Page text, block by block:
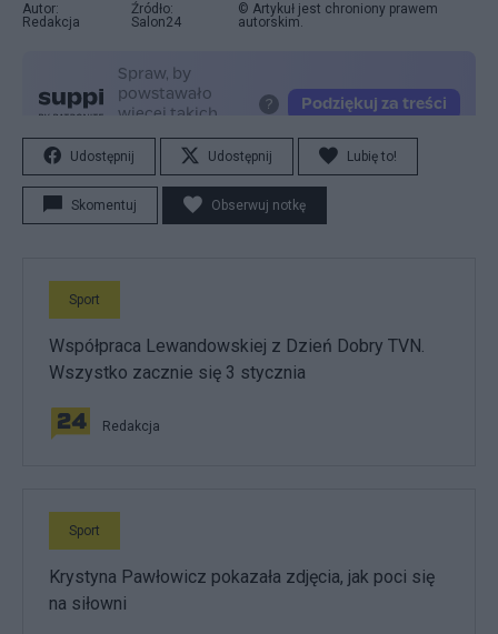
Autor:
Redakcja
Źródło:
Salon24
© Artykuł jest chroniony prawem
autorskim.
Udostępnij Udostępnij Lubię to!
Skomentuj Obserwuj notkę
Sport
Współpraca Lewandowskiej z Dzień Dobry TVN.
Wszystko zacznie się 3 stycznia
Redakcja
Sport
Krystyna Pawłowicz pokazała zdjęcia, jak poci się
na siłowni